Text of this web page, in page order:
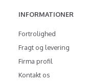
INFORMATIONER
Fortrolighed
Fragt og levering
Firma profil
Kontakt os